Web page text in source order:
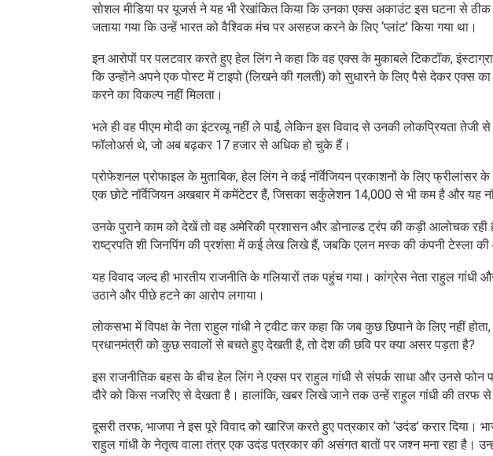
सोशल मीडिया पर यूजर्स ने यह भी रेखांकित किया कि उनका एक्स अकाउंट इस घटना से
जताया गया कि उन्हें भारत को वैश्विक मंच पर असहज करने के लिए ‘प्लांट’ किया गया था।
इन आरोपों पर पलटवार करते हुए हेल लिंग ने कहा कि वह एक्स के मुकाबले टिकटॉक,
कि उन्होंने अपने एक पोस्ट में टाइपो (लिखने की गलती) को सुधारने के लिए पैसे देकर एक्स का
करने का विकल्प नहीं मिलता।
भले ही वह पीएम मोदी का इंटरव्यू नहीं ले पाईं, लेकिन इस विवाद से उनकी लोकप्रियता
फॉलोअर्स थे, जो अब बढ़कर 17 हजार से अधिक हो चुके हैं।
प्रोफेशनल प्रोफाइल के मुताबिक, हेल लिंग ने कई नॉर्वेजियन प्रकाशनों के लिए फ्रीलांसर के
एक छोटे नॉर्वेजियन अखबार में कमेंटेटर हैं, जिसका सर्कुलेशन 14,000 से भी कम है और यह नॉर्वे
उनके पुराने काम को देखें तो वह अमेरिकी प्रशासन और डोनाल्ड ट्रंप की कड़ी आलोचक
राष्ट्रपति शी जिनपिंग की प्रशंसा में कई लेख लिखे हैं, जबकि एलन मस्क की कंपनी टेस्ला
यह विवाद जल्द ही भारतीय राजनीति के गलियारों तक पहुंच गया। कांग्रेस नेता राहुल गांधी
उठाने और पीछे हटने का आरोप लगाया।
लोकसभा में विपक्ष के नेता राहुल गांधी ने ट्वीट कर कहा कि जब कुछ छिपाने के लिए नहीं
प्रधानमंत्री को कुछ सवालों से बचते हुए देखती है, तो देश की छवि पर क्या असर पड़ता है?
इस राजनीतिक बहस के बीच हेल लिंग ने एक्स पर राहुल गांधी से संपर्क साधा और उनसे फोन
दौरे को किस नजरिए से देखता है। हालांकि, खबर लिखे जाने तक उन्हें राहुल गांधी की तरफ से
दूसरी तरफ, भाजपा ने इस पूरे विवाद को खारिज करते हुए पत्रकार को ‘उदंड’ करार
राहुल गांधी के नेतृत्व वाला तंत्र एक उदंड पत्रकार की असंगत बातों पर जश्न मना रहा है।